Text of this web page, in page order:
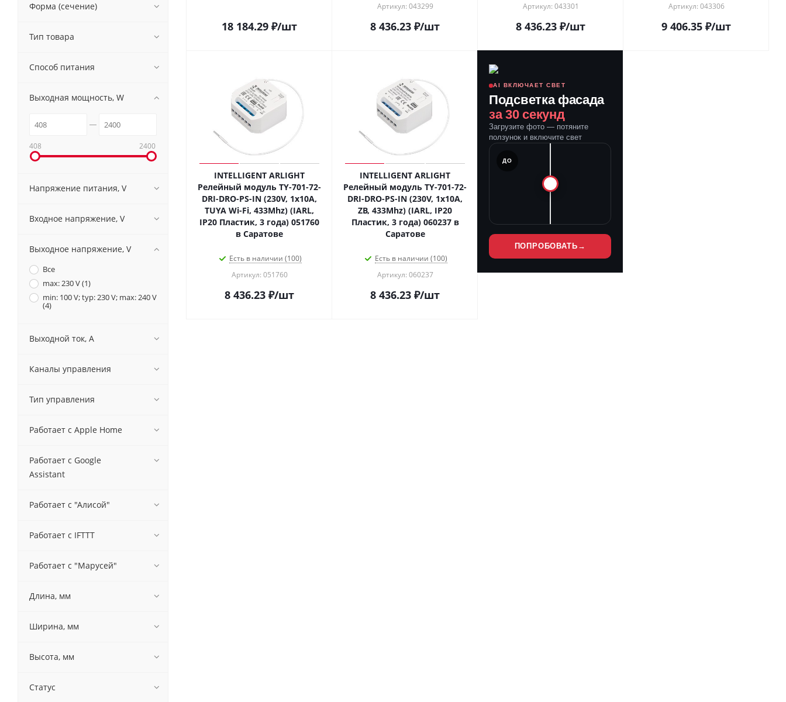
18 184.29 ₽/шт
Артикул: 043299
8 436.23 ₽/шт
Артикул: 043301
8 436.23 ₽/шт
Артикул: 043306
9 406.35 ₽/шт
INTELLIGENT ARLIGHT
Релейный модуль TY-701-72-
DRI-DRO-PS-IN (230V, 1x10A,
TUYA Wi-Fi, 433Mhz) (IARL,
IP20 Пластик, 3 года) 051760
в Саратове
Есть в наличии (100)
Артикул: 051760
8 436.23 ₽/шт
INTELLIGENT ARLIGHT
Релейный модуль TY-701-72-
DRI-DRO-PS-IN (230V, 1x10A,
ZB, 433Mhz) (IARL, IP20
Пластик, 3 года) 060237 в
Саратове
Есть в наличии (100)
Артикул: 060237
8 436.23 ₽/шт
AI ВКЛЮЧАЕТ СВЕТ
Подсветка фасада
за 30 секунд
Загрузите фото — потяните
ползунок и включите свет
ДО
ПОПРОБОВАТЬ →
Форма (сечение)
Тип товара
Способ питания
Выходная мощность, W
408 2400
Напряжение питания, V
Входное напряжение, V
Выходное напряжение, V
Все
max: 230 V (1)
min: 100 V; typ: 230 V; max: 240 V
(4)
Выходной ток, A
Каналы управления
Тип управления
Работает с Apple Home
Работает с Google
Assistant
Работает с "Алисой"
Работает с IFTTT
Работает с "Марусей"
Длина, мм
Ширина, мм
Высота, мм
Статус